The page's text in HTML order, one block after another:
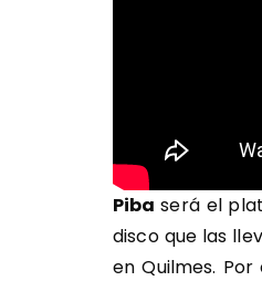
Pibaserá el
disco que las
en Quilmes.